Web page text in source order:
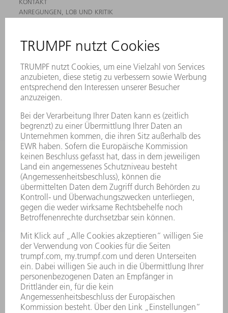
ANREGUNGEN, LOB UND KRITIK
NEWSLETTER-ANMELDUNG
MYTRUMPF
SICHERHEITSDATENBLÄTTER
HÄNDLERSUCHE ELEKTROWERKZEUGE
PRODUKTE
MASCHINEN & SYSTEME
LASER
LEISTUNGSELEKTRONIK
ELEKTROWERKZEUGE
SMART FACTORY
SOFTWARE
SERVICES
ANWENDUNGEN
BRANCHEN
UNTERNEHMEN
KARRIERE
STELLENANGEBOTE
UNTERNEHMENSPROFIL
GESCHÄFTSBERICHT
UNTERNEHMENSGRUNDSÄTZE
COMPLIANCE
HINWEISGEBERSYSTEM
SECURITY
PRESSEMITTEILUNGEN
MAGAZINE
LIEFERANTEN